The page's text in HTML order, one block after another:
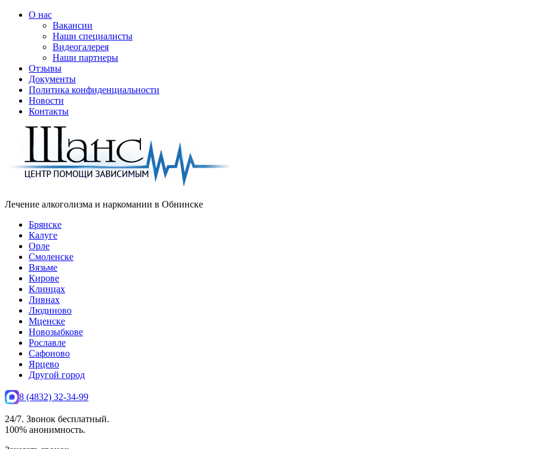
О нас
Вакансии
Наши специалисты
Видеогалерея
Наши партнеры
Отзывы
Документы
Политика конфиденциальности
Новости
Контакты
Лечение алкоголизма и наркомании в Обнинске
Брянске
Калуге
Орле
Смоленске
Вязьме
Кирове
Клинцах
Ливнах
Людиново
Мценске
Новозыбкове
Рославле
Сафоново
Ярцево
Другой город
8 (4832) 32-34-99
24/7. Звонок бесплатный.
100% анонимность.